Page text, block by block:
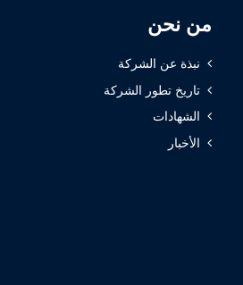
من نحن
نبذة عن الشركة
تاريخ تطور الشركة
الشهادات
الأخبار